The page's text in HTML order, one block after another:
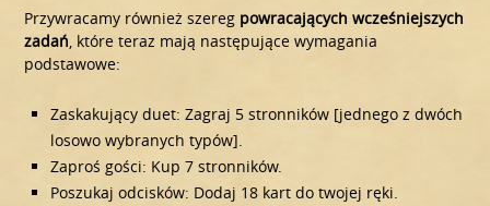
Przywracamy również szereg powracających wcześniejszych
zadań , które teraz mają następujące wymagania
podstawowe:
Zaskakujący duet: Zagraj 5 stronników [jednego z dwóch
losowo wybranych typów].
Zaproś gości: Kup 7 stronników.
Poszukaj odcisków: Dodaj 18 kart do twojej ręki.